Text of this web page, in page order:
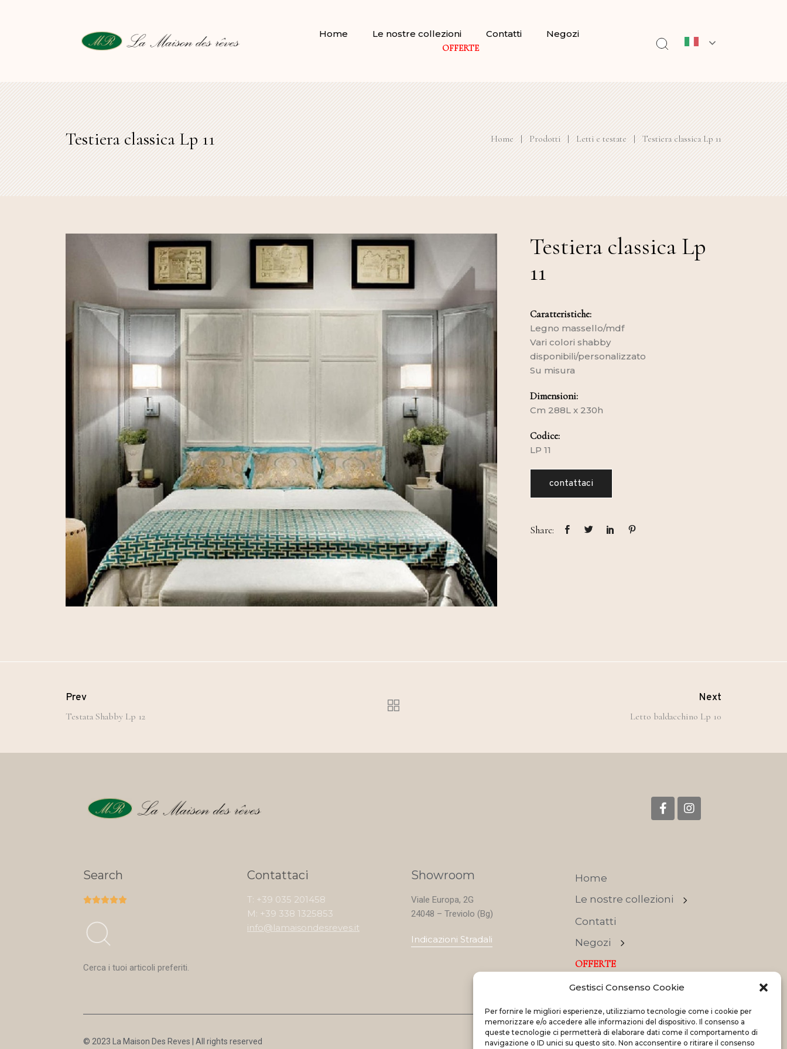
Gestisci Consenso Cookie
Per fornire le migliori esperienze, utilizziamo tecnologie come i cookie per
memorizzare e/o accedere alle informazioni del dispositivo. Il consenso a
queste tecnologie ci permetterà di elaborare dati come il comportamento di
navigazione o ID unici su questo sito. Non acconsentire o ritirare il consenso
Home Le nostre collezioni Contatti Negozi
OFFERTE
Testiera classica Lp 11 Home | Prodotti | Letti e testate | Testiera classica Lp 11
Testiera classica Lp
11
Caratteristiche:
Legno massello/mdf
Vari colori shabby
disponibili/personalizzato
Su misura
Dimensioni:
Cm 288L x 230h
Codice:
LP 11
contattaci
Share:
Prev
Testata Shabby Lp 12
Next
Letto baldacchino Lp 10
Search

Cerca i tuoi articoli preferiti.
Contattaci
T: +39 035 201458
M: +39 338 1325853
info@lamaisondesreves.it
Showroom
Viale Europa, 2G
24048 – Treviolo (Bg)
Indicazioni Stradali
Home
Le nostre collezioni
Contatti
Negozi
OFFERTE
© 2023 La Maison Des Reves | All rights reserved Made with and byShadApps